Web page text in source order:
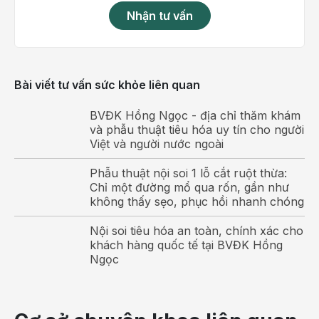
những triệu chứng điển hình bao gồm:
Tần suất đi ngoài ít: Đối với người lớn, số lần đi đại
tiện ít hơn 3 lần/tuần. Đối với trẻ nhỏ dưới 2-3
Phân rắn, nhiều trường hợp lổn nhổn thành từng
cục như phân dê
Thường xuyên có cảm giác phân khó ra khi đi đại
tiện hoặc không ra hết, phải rặn mạnh để đại tiện,
Nhận tư vấn
Bài viết tư vấn sức khỏe liên quan
BVĐK Hồng Ngọc - địa chỉ thăm khám
và phẫu thuật tiêu hóa uy tín cho người
Việt và người nước ngoài
Phẫu thuật nội soi 1 lỗ cắt ruột thừa:
Chỉ một đường mổ qua rốn, gần như
không thấy sẹo, phục hồi nhanh chóng
Nội soi tiêu hóa an toàn, chính xác cho
khách hàng quốc tế tại BVĐK Hồng
Ngọc